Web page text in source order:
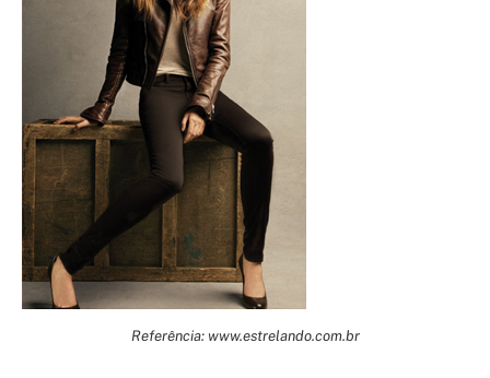
Referência: www.estrelando.com.br